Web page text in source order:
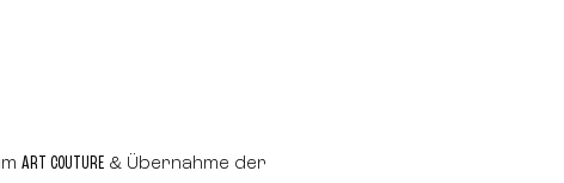
ART COUTURE & Übernahme der